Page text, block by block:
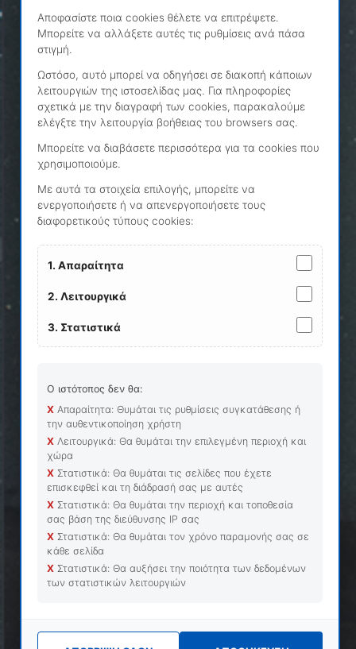
Γ.Γ.Π.Σ - ICISnet
SEED - Excise Authorisation Verification
ΑΙΤΗΣΗ ΕΓΓΡΑΦΗΣ - ΚΟΜΒΟΣ
ΔΙΑΣΥΝΔΕΣΗΣ ΣΕΘ
PARKING ΕΞΑΓΩΓΩΝ ΤΟΥ Ο.Λ.Θ.
ΠΟΛΙΤΙΚΗ ΑΣΦΑΛΕΙΑΣ & ΑΠΟΡΡΗΤΟΥ
Οροι χρήσης της ιστοσελίδας
Ρυθμίσεις Cookies / Αλλαγή Επιλογών
ΤΕΛΕΥΤΑΙΑ ΝΕΑ
ΠΑΡΟΧΟ
09 ΙΟΥΛΊΟΥ 2026
Οδηγίες για Εξουσιοδοτήσεις POUS
17 ΔΕΚΕΜΒΡΊΟΥ 2025
ΑΥΤΟΜΑΤΟΠΟΙΗΜΕΝΟ ΣΥΣΤΗΜΑ ΕΞΑΓΩΓΗΣ
(AES)
02 ΔΕΚΕΜΒΡΊΟΥ 2025
ΕΝΑΡΞΗ NCTS–P5
13 ΙΑΝΟΥΑΡΊΟΥ 2025
ΔΙΑΣΥΝΔΕΣΗΣ ΣΕΘ
Αποφασίστε ποια cookies θέλετε να επιτρέψετε.
Μπορείτε να αλλάξετε αυτές τις ρυθμίσεις ανά πάσα
στιγμή.
Ωστόσο, αυτό μπορεί να οδηγήσει σε διακοπή κάποιων
λειτουργιών της ιστοσελίδας μας. Για πληροφορίες
σχετικά με την διαγραφή των cookies, παρακαλούμε
ελέγξτε την λειτουργία βοήθειας του browsers σας.
Μπορείτε να διαβάσετε περισσότερα για τα cookies που
χρησιμοποιούμε.
Με αυτά τα στοιχεία επιλογής, μπορείτε να
ενεργοποιήσετε ή να απενεργοποιήσετε τους
διαφορετικούς τύπους cookies:
1. Απαραίτητα
2. Λειτουργικά
3. Στατιστικά
Ο ιστότοπος δεν θα:
ΧΑπαραίτητα: Θυμάται τις ρυθμίσεις συγκατάθεσης ή
την αυθεντικοποίηση χρήστη
ΧΛειτουργικά: Θα θυμάται την επιλεγμένη περιοχή και
χώρα
ΧΣτατιστικά: Θα θυμάται τις σελίδες που έχετε
επισκεφθεί και τη διάδρασή σας με αυτές
ΧΣτατιστικά: Θα θυμάται την περιοχή και τοποθεσία
σας βάση της διεύθυνσης ΙΡ σας
ΧΣτατιστικά: Θα θυμάται τον χρόνο παραμονής σας σε
κάθε σελίδα
ΧΣτατιστικά: Θα αυξήσει την ποιότητα των δεδομένων
των στατιστικών λειτουργιών